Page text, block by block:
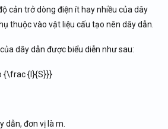
cản trở dòng điện ít hay nhiều của dây
thuộc vào vật liệu cấu tạo nên dây dẫn.
dây dẫn được biểu diễn như sau:
dẫn, đơn vị là m.